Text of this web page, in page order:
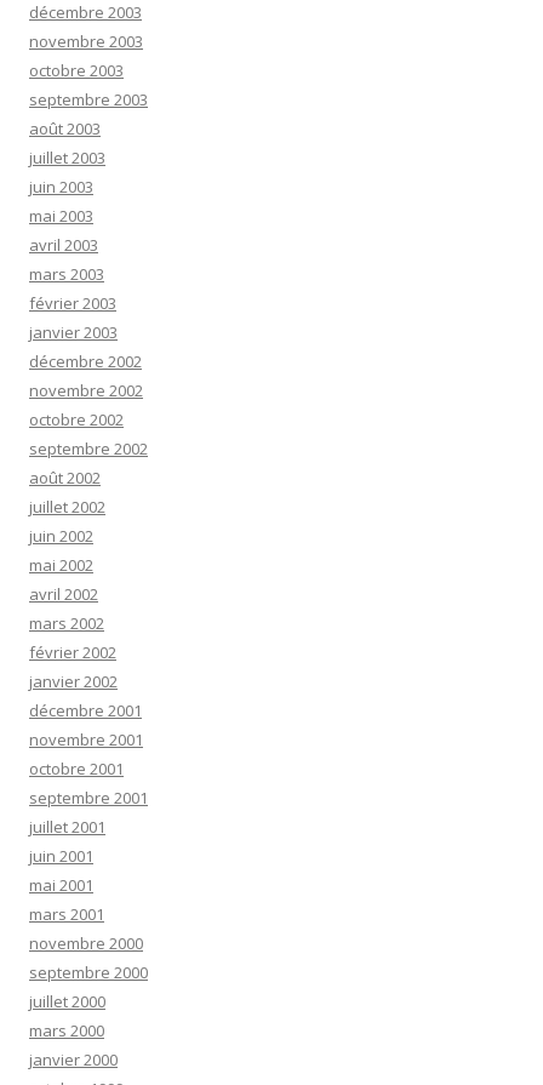
décembre 2003
novembre 2003
octobre 2003
septembre 2003
août 2003
juillet 2003
juin 2003
mai 2003
avril 2003
mars 2003
février 2003
janvier 2003
décembre 2002
novembre 2002
octobre 2002
septembre 2002
août 2002
juillet 2002
juin 2002
mai 2002
avril 2002
mars 2002
février 2002
janvier 2002
décembre 2001
novembre 2001
octobre 2001
septembre 2001
juillet 2001
juin 2001
mai 2001
mars 2001
novembre 2000
septembre 2000
juillet 2000
mars 2000
janvier 2000